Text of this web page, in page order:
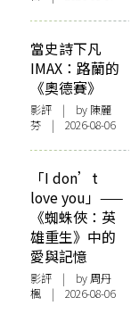
當史詩下凡
IMAX：路蘭的
《奧德賽》
影評 | by 陳麗
芬 | 2026-08-06
「I don’t
love you」——
《蜘蛛俠：英
雄重生》中的
愛與記憶
影評 | by周丹
楓 | 2026-08-06